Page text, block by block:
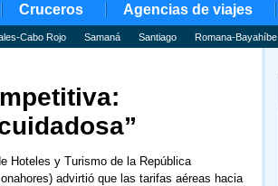
Cruceros Agencias de viajes
Cabo Rojo Samaná Santiago Romana-Bayahíbe
Hoteles y Turismo de la República
advirtió que las tarifas aéreas hacia